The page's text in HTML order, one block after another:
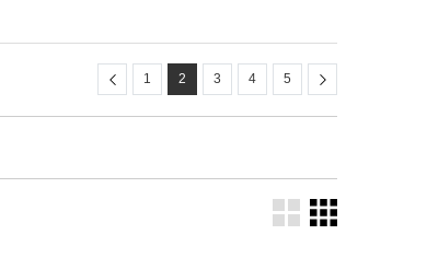
Previous
1 2 3 4 5 Next